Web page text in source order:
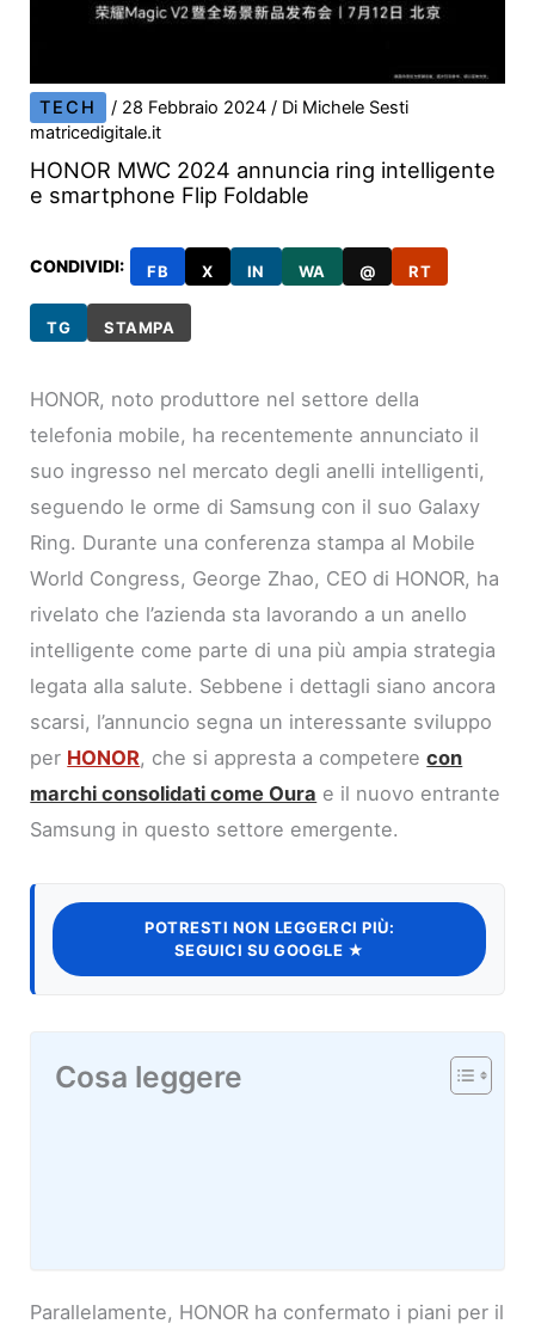
TECH / 28 Febbraio 2024/ Di Michele Sesti
matricedigitale.it
HONOR MWC 2024 annuncia ring intelligente
e smartphone Flip Foldable
CONDIVIDI: FB X IN WA @ RT
TG STAMPA
HONOR, noto produttore nel settore della
telefonia mobile, ha recentemente annunciato il
suo ingresso nel mercato degli anelli intelligenti,
seguendo le orme di Samsung con il suo Galaxy
Ring. Durante una conferenza stampa al Mobile
World Congress, George Zhao, CEO di HONOR, ha
rivelato che l’azienda sta lavorando a un anello
intelligente come parte di una più ampia strategia
legata alla salute. Sebbene i dettagli siano ancora
scarsi, l’annuncio segna un interessante sviluppo
per HONOR, che si appresta a competerecon
marchi consolidati come Oura e il nuovo entrante
Samsung in questo settore emergente.
POTRESTI NON LEGGERCI PIÙ:
SEGUICI SU GOOGLE ★
Cosa leggere
Parallelamente, HONOR ha confermato i piani per il